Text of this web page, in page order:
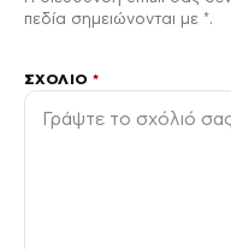
πεδία σημειώνονται με *.
ΣΧΌΛΙΟ*